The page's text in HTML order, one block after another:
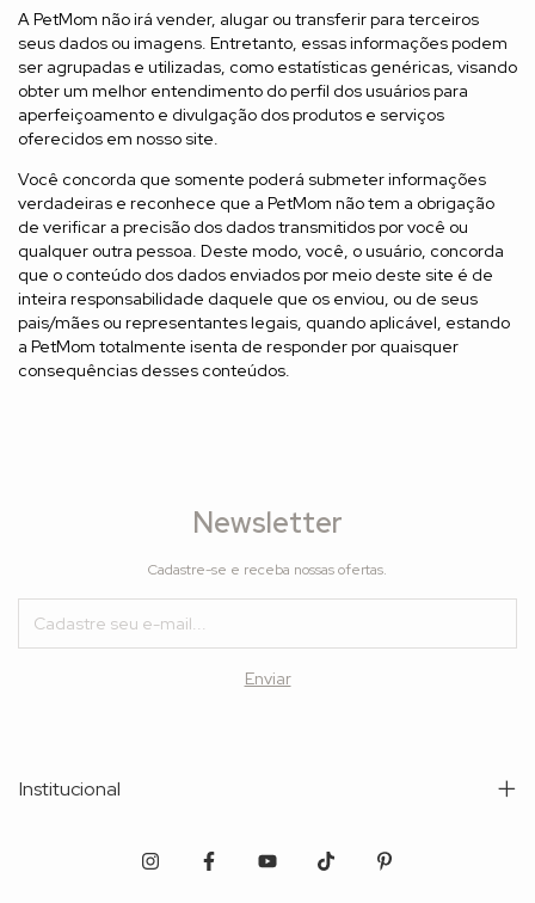
A PetMom não irá vender, alugar ou transferir para terceiros
seus dados ou imagens. Entretanto, essas informações podem
ser agrupadas e utilizadas, como estatísticas genéricas, visando
obter um melhor entendimento do perfil dos usuários para
aperfeiçoamento e divulgação dos produtos e serviços
oferecidos em nosso site.
Você concorda que somente poderá submeter informações
verdadeiras e reconhece que a PetMom não tem a obrigação
de verificar a precisão dos dados transmitidos por você ou
qualquer outra pessoa. Deste modo, você, o usuário, concorda
que o conteúdo dos dados enviados por meio deste site é de
inteira responsabilidade daquele que os enviou, ou de seus
pais/mães ou representantes legais, quando aplicável, estando
a PetMom totalmente isenta de responder por quaisquer
consequências desses conteúdos.
Newsletter
Cadastre-se e receba nossas ofertas.
Institucional